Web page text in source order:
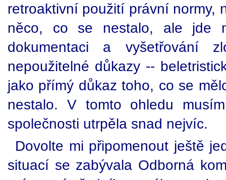
retroaktivní použití právní normy,
něco, co se nestalo, ale jde
dokumentaci a vyšetřování
nepoužitelné důkazy --
jako přímý důkaz toho, co se
nestalo. V tomto ohledu
společnosti utrpěla snad nejvíc.
Dovolte mi připomenout ještě
situací se zabývala Odborná